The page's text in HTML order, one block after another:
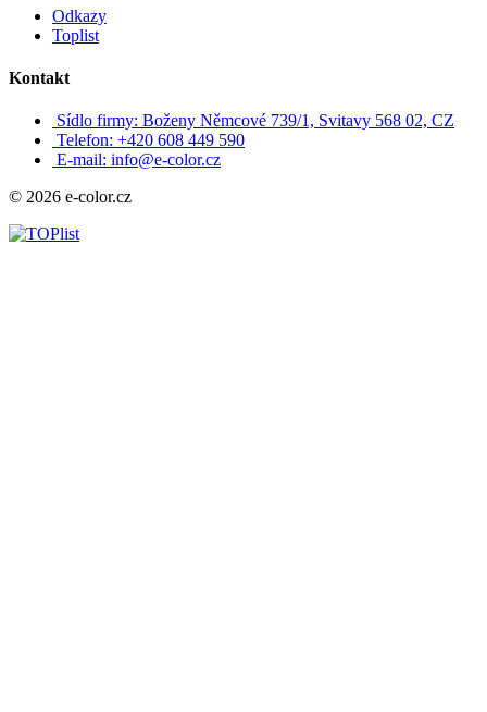
Odkazy
Toplist
Kontakt
Sídlo firmy: Boženy Němcové 739/1, Svitavy 568 02, CZ
Telefon: +420 608 449 590
E-mail: info@e-color.cz
© 2026 e-color.cz